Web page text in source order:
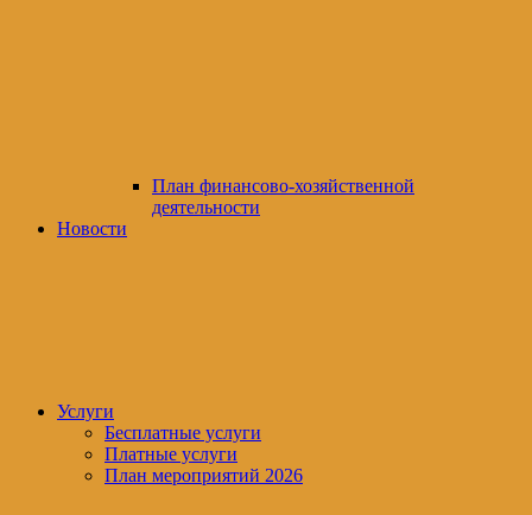
План финансово-хозяйственной
деятельности
Новости
Услуги
Бесплатные услуги
Платные услуги
План мероприятий 2026